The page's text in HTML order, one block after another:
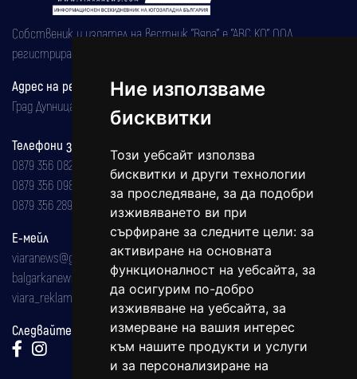
Ние използваме
бисквитки
Този уебсайт използва
бисквитки и други технологии
за проследяване, за да подобри
изживяването ви при
сърфиране за следните цели: за
активиране на основната
функционалност на уебсайта, за
да осигурим по-добро
изживяване на уебсайта, за
измерване на вашия интерес
към нашите продукти и услуги
и за персонализиране на
Собственик и издател на вестник "Вяра" е "АВС КО" ООД,
регистрирана на 08.05.2002 година.
Адрес на редакцията
Град Дупница, ул.''Христо Ботев" 43
Телефони за реклама и абонаменти
0879 356 082
0879 356 098
0879 356 289
Е-мейл
viaranews@gmail.com
balgarkanews@gmail.com
viara_reklama@mail.bg
Следвайте ни: